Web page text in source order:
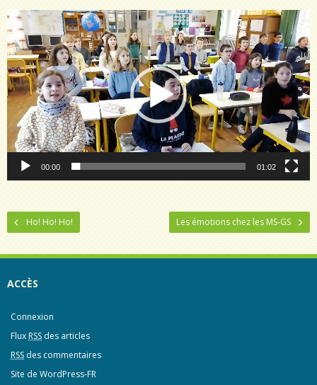
- Vivre ensemble
Vie de l’école
- Label International
- L’Espagne
- Venise
- L’Irlande
- Cycle 1
- Cycle 3
- Nos activités à l’école
- Activités Périscolaires
- Pastorale
- FELI’NEWS
Lecteur
vidéo
00:00 01:02
Ho! Ho! Ho! Les émotions chez les MS-GS
ACCÈS
Connexion
Flux RSS des articles
RSS des commentaires
Site de WordPress-FR